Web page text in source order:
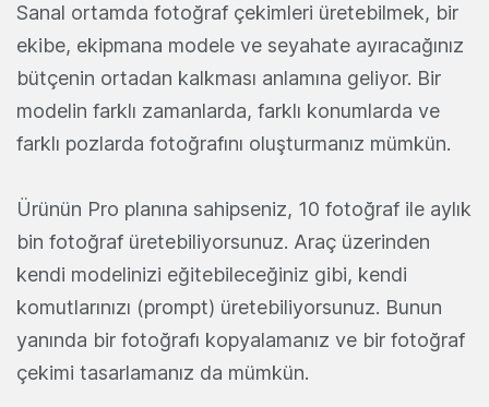
Sanal ortamda fotoğraf çekimleri üretebilmek, bir
ekibe, ekipmana modele ve seyahate ayıracağınız
bütçenin ortadan kalkması anlamına geliyor. Bir
modelin farklı zamanlarda, farklı konumlarda ve
farklı pozlarda fotoğrafını oluşturmanız mümkün.
Ürünün Pro planına sahipseniz, 10 fotoğraf ile aylık
bin fotoğraf üretebiliyorsunuz. Araç üzerinden
kendi modelinizi eğitebileceğiniz gibi, kendi
komutlarınızı (prompt) üretebiliyorsunuz. Bunun
yanında bir fotoğrafı kopyalamanız ve bir fotoğraf
çekimi tasarlamanız da mümkün.